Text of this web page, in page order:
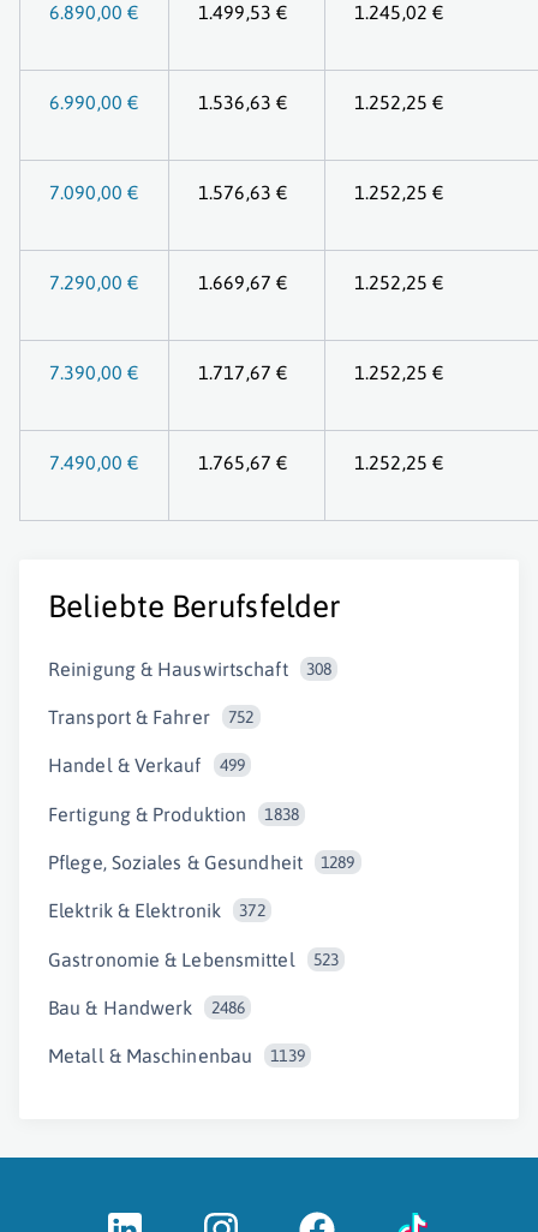
6.890,00 € 1.499,53 € 1.245,02 €
6.990,00 € 1.536,63 € 1.252,25 €
7.090,00 € 1.576,63 € 1.252,25 €
7.290,00 € 1.669,67 € 1.252,25 €
7.390,00 € 1.717,67 € 1.252,25 €
7.490,00 € 1.765,67 € 1.252,25 €
Beliebte Berufsfelder
Reinigung & Hauswirtschaft 308
Transport & Fahrer 752
Handel & Verkauf 499
Fertigung & Produktion 1838
Pflege, Soziales & Gesundheit 1289
Elektrik & Elektronik 372
Gastronomie & Lebensmittel 523
Bau & Handwerk 2486
Metall & Maschinenbau 1139